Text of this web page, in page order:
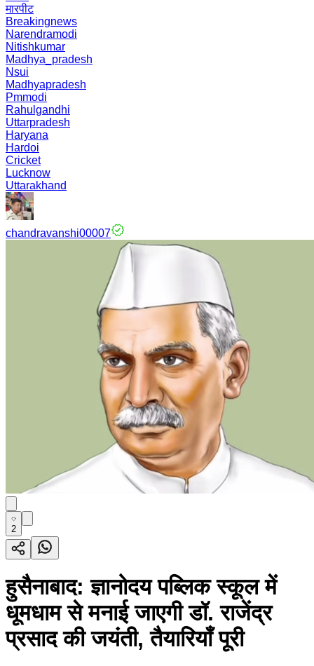
मारपीट
Breakingnews
Narendramodi
Nitishkumar
Madhya_pradesh
Nsui
Madhyapradesh
Pmmodi
Rahulgandhi
Uttarpradesh
Haryana
Hardoi
Cricket
Lucknow
Uttarakhand
chandravanshi00007
2
हुसैनाबाद: ज्ञानोदय पब्लिक स्कूल में
धूमधाम से मनाई जाएगी डॉ. राजेंद्र
प्रसाद की जयंती, तैयारियाँ पूरी